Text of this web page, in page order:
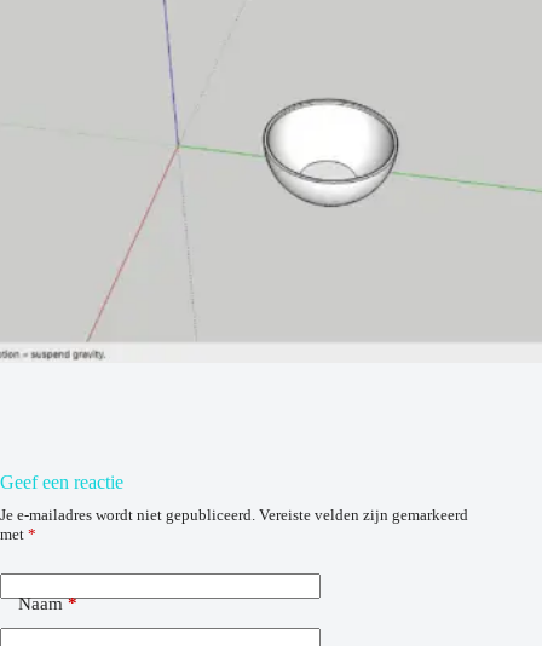
Geef een reactie
Je e-mailadres wordt niet gepubliceerd. Vereiste velden zijn gemarkeerd
met *
Naam*